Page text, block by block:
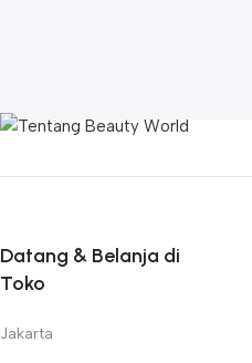
Datang & Belanja di
Toko
Jakarta